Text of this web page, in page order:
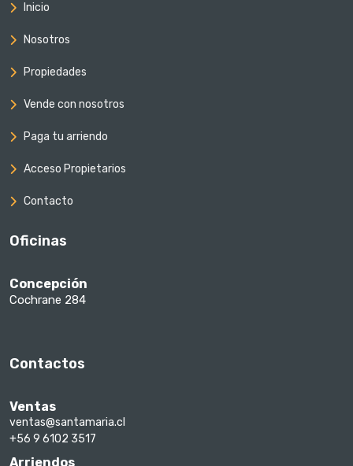
Inicio
Nosotros
Propiedades
Vende con nosotros
Paga tu arriendo
Acceso Propietarios
Contacto
Oficinas
Concepción
Cochrane 284
Contactos
Ventas
ventas@santamaria.cl
+56 9 6102 3517
Arriendos